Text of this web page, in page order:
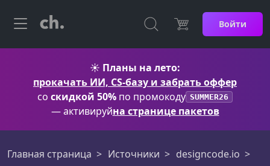
Войти
☀️ Планы на лето:
прокачать ИИ, CS-базу и забрать оффер
со скидкой 50% по промокоду SUMMER26
— активируйна странице пакетов
Главная страница Источники
designcode.io